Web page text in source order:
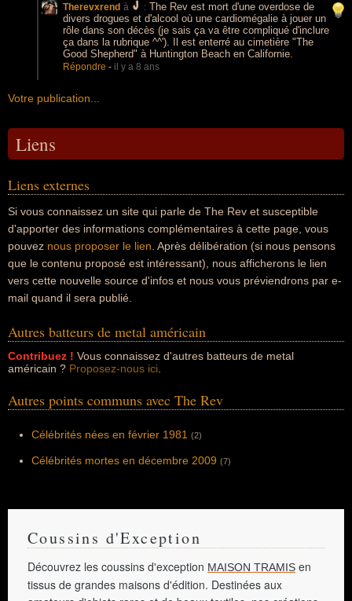
Therevxrend à : The Rev est mort d'une overdose de
divers drogues et d'alcool où une cardiomégalie à jouer un
rôle dans son décès (je sais ça va être compliqué d'inclure
ça dans la rubrique ^^'). Il est enterré au cimetière "The
Good Shepherd" à Huntington Beach en Californie.
Répondre - il y a 8 ans
Votre publication...
Liens
Liens externes
Si vous connaissez un site qui parle de The Rev et susceptible
d'apporter des informations complémentaires à cette page, vous
pouvez nous proposer le lien . Après délibération (si nous pensons
que le contenu proposé est intéressant), nous afficherons le lien
vers cette nouvelle source d'infos et nous vous préviendrons par e-
mail quand il sera publié.
Autres batteurs de metal américain
Contribuez ! Vous connaissez d'autres batteurs de metal
américain ? Proposez-nous ici
Autres points communs avec The Rev
Célébrités nées en février 1981 (2)
Célébrités mortes en décembre 2009 (7)
Coussins d'Exception
Découvrez les coussins d'exception MAISON TRAMIS en
tissus de grandes maisons d'édition. Destinées aux